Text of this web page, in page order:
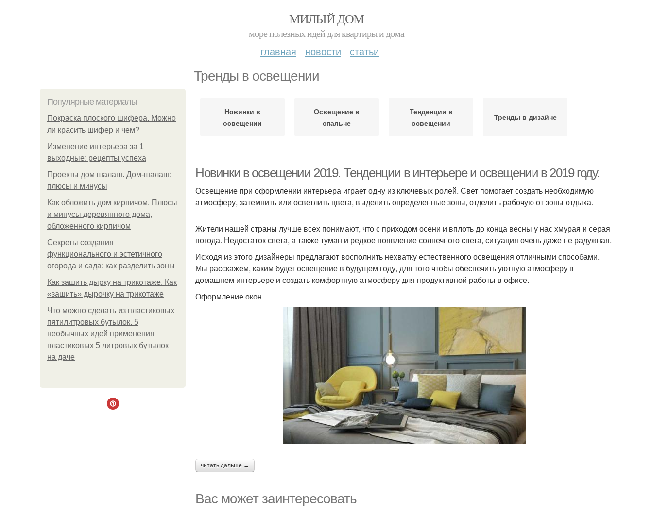
МИЛЫЙ ДОМ
море полезных идей для квартиры и дома
главная новости статьи
Тренды в освещении
Популярные материалы
Покраска плоского шифера. Можно
ли красить шифер и чем?
Изменение интерьера за 1
выходные: рецепты успеха
Проекты дом шалаш. Дом-шалаш:
плюсы и минусы
Как обложить дом кирпичом. Плюсы
и минусы деревянного дома,
обложенного кирпичом
Секреты создания
функционального и эстетичного
огорода и сада: как разделить зоны
Как зашить дырку на трикотаже. Как
«зашить» дырочку на трикотаже
Что можно сделать из пластиковых
пятилитровых бутылок. 5
необычных идей применения
пластиковых 5 литровых бутылок
на даче
Новинки в
освещении
Освещение в
спальне
Тенденции в
освещении
Тренды в дизайне
Новинки в освещении 2019. Тенденции в интерьере и освещении в 2019 году.
Освещение при оформлении интерьера играет одну из ключевых ролей. Свет помогает создать необходимую
атмосферу, затемнить или осветлить цвета, выделить определенные зоны, отделить рабочую от зоны отдыха.
Жители нашей страны лучше всех понимают, что с приходом осени и вплоть до конца весны у нас хмурая и серая
погода. Недостаток света, а также туман и редкое появление солнечного света, ситуация очень даже не радужная.
Исходя из этого дизайнеры предлагают восполнить нехватку естественного освещения отличными способами.
Мы расскажем, каким будет освещение в будущем году, для того чтобы обеспечить уютную атмосферу в
домашнем интерьере и создать комфортную атмосферу для продуктивной работы в офисе.
Оформление окон.
читать дальше →
Вас может заинтересовать